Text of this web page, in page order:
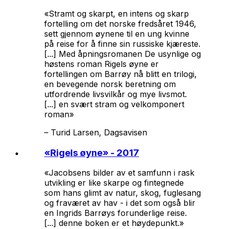
«Stramt og skarpt, en intens og skarp
fortelling om det norske fredsåret 1946,
sett gjennom øynene til en ung kvinne
på reise for å finne sin russiske kjæreste.
[...] Med åpningsromanen De usynlige og
høstens roman Rigels øyne er
fortellingen om Barrøy nå blitt en trilogi,
en bevegende norsk beretning om
utfordrende livsvilkår og mye livsmot.
[...] en svært stram og velkomponert
roman»
– Turid Larsen, Dagsavisen
«Rigels øyne» - 2017
«Jacobsens bilder av et samfunn i rask
utvikling er like skarpe og fintegnede
som hans glimt av natur, skog, fuglesang
og fraværet av hav - i det som også blir
en Ingrids Barrøys forunderlige reise.
[...] denne boken er et høydepunkt.»